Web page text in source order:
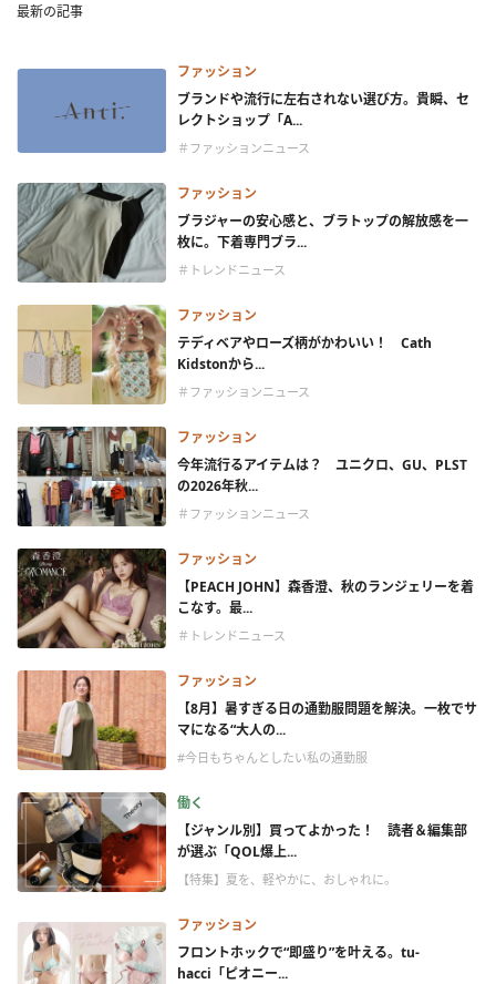
最新の記事
ファッション
ブランドや流行に左右されない選び方。貴瞬、セ
レクトショップ「A...
＃ファッションニュース
ファッション
ブラジャーの安心感と、ブラトップの解放感を一
枚に。下着専門ブラ...
＃トレンドニュース
ファッション
テディベアやローズ柄がかわいい！ Cath
Kidstonから...
＃ファッションニュース
ファッション
今年流行るアイテムは？ ユニクロ、GU、PLST
の2026年秋...
＃ファッションニュース
ファッション
【PEACH JOHN】森香澄、秋のランジェリーを着
こなす。最...
＃トレンドニュース
ファッション
【8月】暑すぎる日の通勤服問題を解決。一枚でサ
マになる“大人の...
#今日もちゃんとしたい私の通勤服
働く
【ジャンル別】買ってよかった！ 読者＆編集部
が選ぶ「QOL爆上...
【特集】夏を、軽やかに、おしゃれに。
ファッション
フロントホックで“即盛り”を叶える。tu-
hacci「ピオニー...